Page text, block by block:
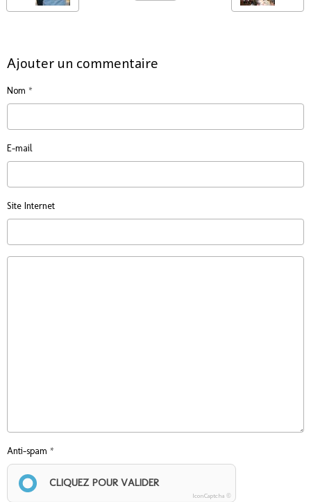
Ajouter un commentaire
Nom
E-mail
Site Internet
Anti-spam
CLIQUEZ POUR VALIDER
IconCaptcha ©